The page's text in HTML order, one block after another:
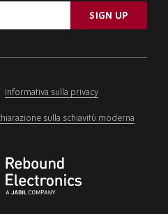
SIGN UP
Informativa sulla privacy
sulla schiavitù moderna